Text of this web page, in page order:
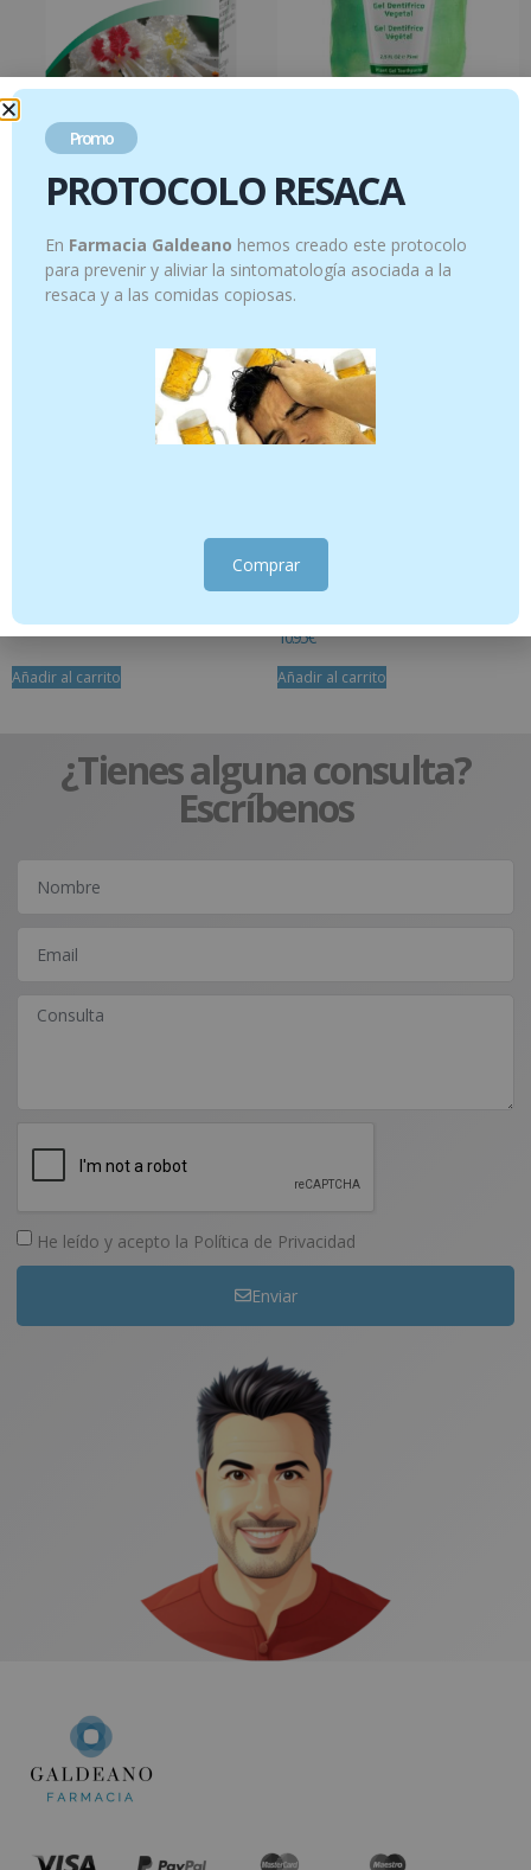
Aesculaforce Forte 30 comprimidos
Añadir al carrito
7.95€
Añadir al carrito
14.95
Añadir al carrito
Aromaforce – Cápsulas bronquios – 30
cápsulas
10.95€
Añadir al carrito
¿Tienes alguna consulta?
Escríbenos
He leído y acepto la Política de Privacidad
Enviar
Promo
PROTOCOLO RESACA
En Farmacia Galdeano hemos creado este protocolo
para prevenir y aliviar la sintomatología asociada a la
resaca y a las comidas copiosas.
Comprar